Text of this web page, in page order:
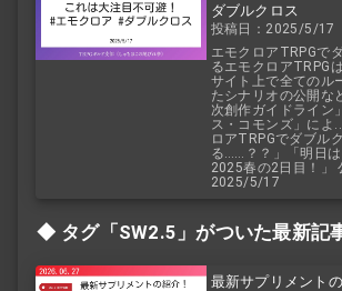
ダブルクロス
投稿日：2025/5/17
エモクロアTRPGで
るエモクロアTRPG
サイト上で全てのル
たシナリオの公開な
次創作ガイドライン
ス・コモンズ」によ
ロアTRPGでダブル
る……？？」「明日
2025春の2日目！」
2025/5/17
タグ「SW2.5」がついた最新記
最新サプリメント